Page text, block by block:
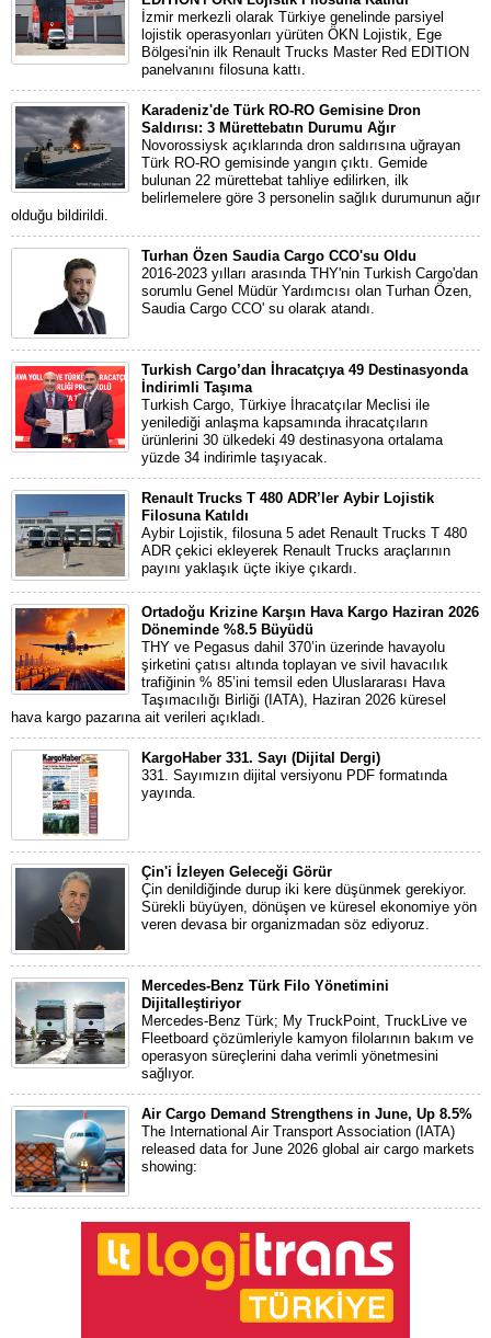
İzmir merkezli olarak Türkiye genelinde parsiyel
lojistik operasyonları yürüten ÖKN Lojistik, Ege
Bölgesi'nin ilk Renault Trucks Master Red EDITION
panelvanını filosuna kattı.
Karadeniz'de Türk RO-RO Gemisine Dron
Saldırısı: 3 Mürettebatın Durumu Ağır
Novorossiysk açıklarında dron saldırısına uğrayan
Türk RO-RO gemisinde yangın çıktı. Gemide
bulunan 22 mürettebat tahliye edilirken, ilk
belirlemelere göre 3 personelin sağlık durumunun ağır
olduğu bildirildi.
Turhan Özen Saudia Cargo CCO'su Oldu
2016-2023 yılları arasında THY'nin Turkish Cargo'dan
sorumlu Genel Müdür Yardımcısı olan Turhan Özen,
Saudia Cargo CCO' su olarak atandı.
Turkish Cargo’dan İhracatçıya 49 Destinasyonda
İndirimli Taşıma
Turkish Cargo, Türkiye İhracatçılar Meclisi ile
yenilediği anlaşma kapsamında ihracatçıların
ürünlerini 30 ülkedeki 49 destinasyona ortalama
yüzde 34 indirimle taşıyacak.
Renault Trucks T 480 ADR’ler Aybir Lojistik
Filosuna Katıldı
Aybir Lojistik, filosuna 5 adet Renault Trucks T 480
ADR çekici ekleyerek Renault Trucks araçlarının
payını yaklaşık üçte ikiye çıkardı.
Ortadoğu Krizine Karşın Hava Kargo Haziran 2026
Döneminde %8.5 Büyüdü
THY ve Pegasus dahil 370’in üzerinde havayolu
şirketini çatısı altında toplayan ve sivil havacılık
trafiğinin % 85’ini temsil eden Uluslararası Hava
Taşımacılığı Birliği (IATA), Haziran 2026 küresel
hava kargo pazarına ait verileri açıkladı.
KargoHaber 331. Sayı (Dijital Dergi)
331. Sayımızın dijital versiyonu PDF formatında
yayında.
Çin'i İzleyen Geleceği Görür
Çin denildiğinde durup iki kere düşünmek gerekiyor.
Sürekli büyüyen, dönüşen ve küresel ekonomiye yön
veren devasa bir organizmadan söz ediyoruz.
Mercedes-Benz Türk Filo Yönetimini
Dijitalleştiriyor
Mercedes-Benz Türk; My TruckPoint, TruckLive ve
Fleetboard çözümleriyle kamyon filolarının bakım ve
operasyon süreçlerini daha verimli yönetmesini
sağlıyor.
Air Cargo Demand Strengthens in June, Up 8.5%
The International Air Transport Association (IATA)
released data for June 2026 global air cargo markets
showing: